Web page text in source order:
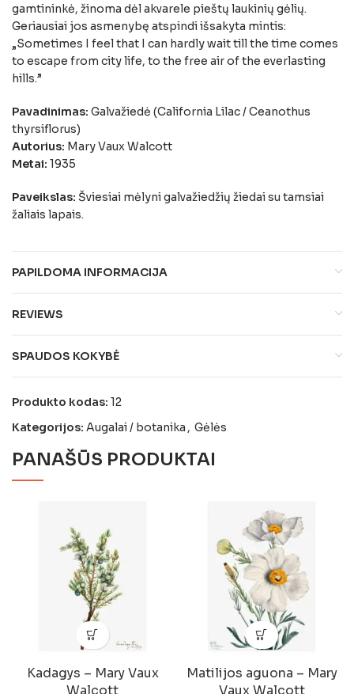
gamtininkė, žinoma dėl akvarele pieštų laukinių gėlių.
Geriausiai jos asmenybę atspindi išsakyta mintis:
„Sometimes I feel that I can hardly wait till the time comes
to escape from city life, to the free air of the everlasting
hills.”
Pavadinimas: Galvažiedė (California Lilac / Ceanothus
thyrsiflorus)
Autorius: Mary Vaux Walcott
Metai: 1935
Paveikslas: Šviesiai mėlyni galvažiedžių žiedai su tamsiai
žaliais lapais.
PAPILDOMA INFORMACIJA
REVIEWS
SPAUDOS KOKYBĖ
Produkto kodas: 12
Kategorijos: Augalai / botanika , Gėlės
PANAŠŪS PRODUKTAI
Kadagys – Mary Vaux
Walcott
Matilijos aguona – Mary
Vaux Walcott